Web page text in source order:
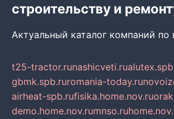
строительству и
Актуальный каталог компаний по
t25-tractor.runashicveti.ru
gbmk.spb.ruromania-today.ru
airheat-spb.rufisika.home.nov.ru
demo.home.nov.rumnso.ru